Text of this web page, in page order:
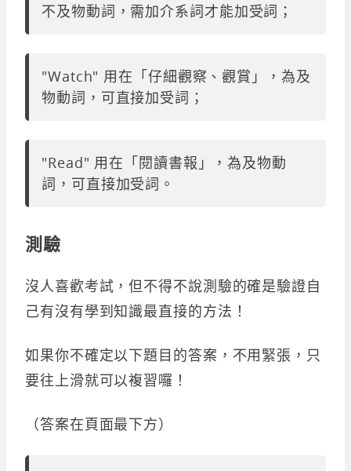
不及物動詞，需加介系詞才能加受詞；
"Watch" 用在「仔細觀察、觀賞」，為及
物動詞，可直接加受詞；
"Read" 用在「閱讀書報」，為及物動
詞，可直接加受詞。
測驗
沒人喜歡考試，但不得不說測驗的確是驗證自
己有沒有學到知識最直接的方法！
如果你不確定以下題目的答案，不用緊張，只
要往上滑就可以複習囉！
（答案在頁面最下方）